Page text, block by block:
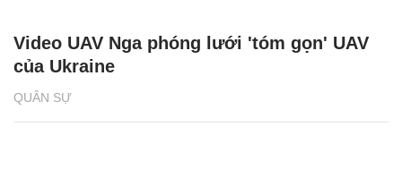
QUÂN SỰ
Video UAV Nga phóng lưới 'tóm gọn' UAV
của Ukraine